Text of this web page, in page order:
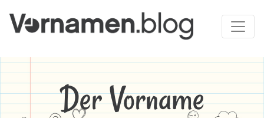
Der Vorname